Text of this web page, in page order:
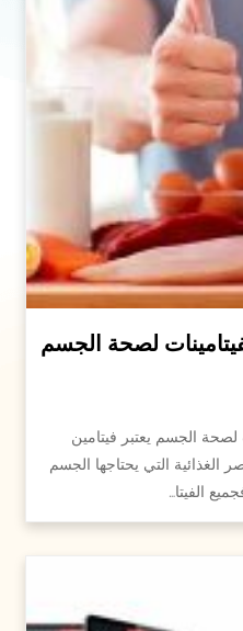
لصحة الجسم
لصحة الجسم يعتبر فيتامين
الغذائية التي يحتاجها الجسم
الفيتا…